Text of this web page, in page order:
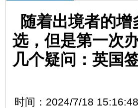
随着出境者的
选，但是第一次
几个疑问：英国
时间：2024/7/18